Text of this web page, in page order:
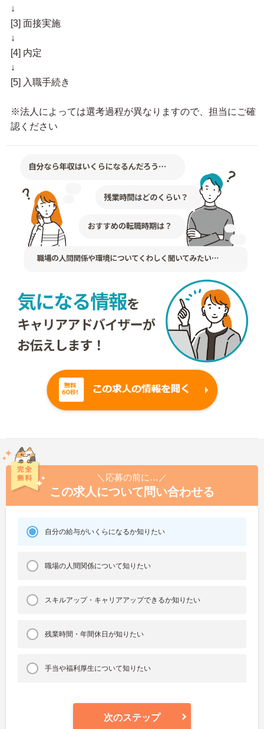
↓
[3] 面接実施
↓
[4] 内定
↓
[5] 入職手続き
※法人によっては選考過程が異なりますので、担当にご確
認ください
＼応募の前に…／
この求人について問い合わせる
自分の給与がいくらになるか知りたい
職場の人間関係について知りたい
スキルアップ・キャリアアップできるか知りたい
残業時間・年間休日が知りたい
手当や福利厚生について知りたい
次のステップ